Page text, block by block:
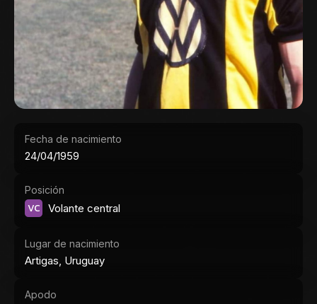
Fecha de nacimiento
24/04/1959
Posición
VC Volante central
Lugar de nacimiento
Artigas, Uruguay
Apodo